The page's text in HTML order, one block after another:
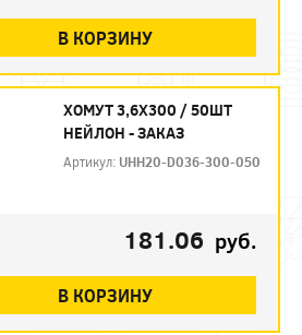
В КОРЗИНУ
ХОМУТ 3,6Х300 / 50ШТ
НЕЙЛОН - ЗАКАЗ
Артикул: UHH20-D036-300-050
181.06 руб.
В КОРЗИНУ